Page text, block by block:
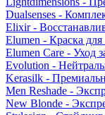
Dualsenses -
Elixir -
Elumen - Краска для
Elumen Care - Уход
Evolution -
Kerasilk -
Men Reshade -
New Blonde -